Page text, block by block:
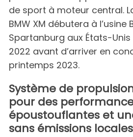
de sport à moteur central.
BMW XM débutera à l’usine
Spartanburg aux États-
2022 avant d’arriver en
printemps 2023.
Système de propulsion
pour des
époustouflantes et
sans émissions